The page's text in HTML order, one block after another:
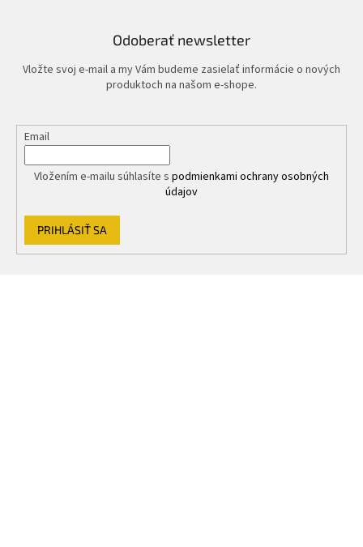
Odoberať newsletter
Vložte svoj e-mail a my Vám budeme zasielať informácie o nových
produktoch na našom e-shope.
Email
Vložením e-mailu súhlasíte s podmienkami ochrany osobných
údajov
PRIHLÁSIŤ SA